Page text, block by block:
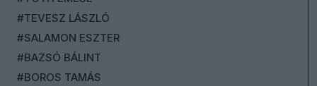
#TEVESZ LÁSZLÓ
#SALAMON ESZTER
#BAZSÓ BÁLINT
#BOROS TAMÁS